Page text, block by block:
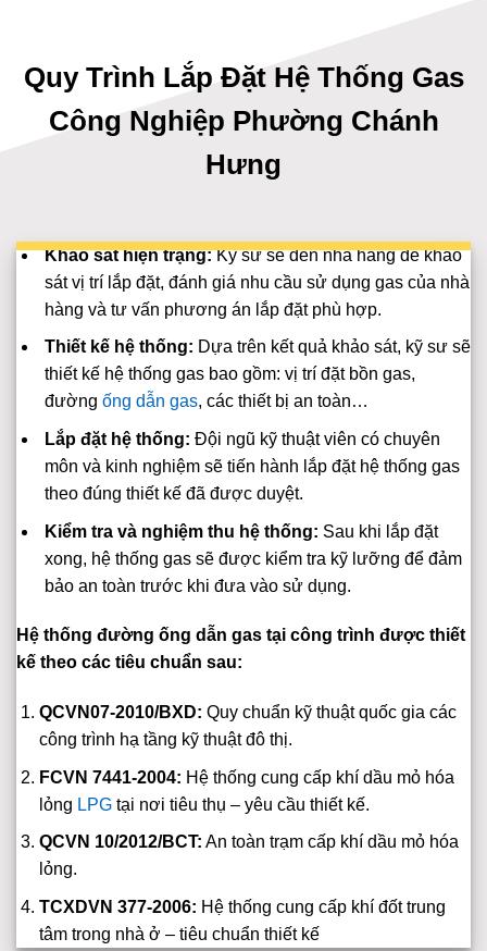
Quy Trình Lắp Đặt Hệ Thống Gas
Công Nghiệp Phường Chánh
Hưng
Khảo sát hiện trạng:Kỹ sư sẽ đến nhà hàng để khảo
sát vị trí lắp đặt, đánh giá nhu cầu sử dụng gas của nhà
hàng và tư vấn phương án lắp đặt phù hợp.
Thiết kế hệ thống: Dựa trên kết quả khảo sát, kỹ sư sẽ
thiết kế hệ thống gas bao gồm: vị trí đặt bồn gas,
đường ống dẫn gas, các thiết bị an toàn…
Lắp đặt hệ thống: Đội ngũ kỹ thuật viên có chuyên
môn và kinh nghiệm sẽ tiến hành lắp đặt hệ thống gas
theo đúng thiết kế đã được duyệt.
Kiểm tra và nghiệm thu hệ thống: Sau khi lắp đặt
xong, hệ thống gas sẽ được kiểm tra kỹ lưỡng để đảm
bảo an toàn trước khi đưa vào sử dụng.
Hệ thống đường ống dẫn gas tại công trình được thiết
kế theo các tiêu chuẩn sau:
QCVN07-2010/BXD: Quy chuẩn kỹ thuật quốc gia các
công trình hạ tầng kỹ thuật đô thị.
FCVN 7441-2004: Hệ thống cung cấp khí dầu mỏ hóa
lỏng LPGtại nơi tiêu thụ – yêu cầu thiết kế.
QCVN 10/2012/BCT: An toàn trạm cấp khí dầu mỏ hóa
lỏng.
TCXDVN 377-2006: Hệ thống cung cấp khí đốt trung
tâm trong nhà ở – tiêu chuẩn thiết kế